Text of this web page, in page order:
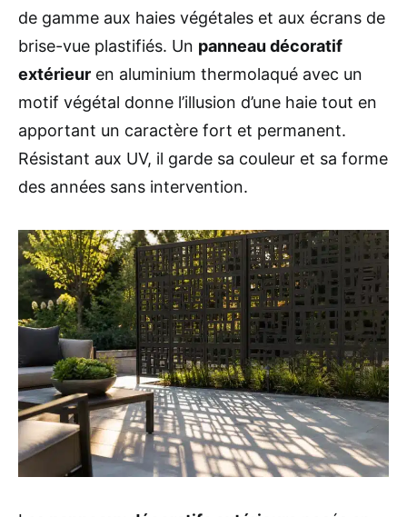
de gamme aux haies végétales et aux écrans de
brise-vue plastifiés. Un panneau décoratif
extérieur en aluminium thermolaqué avec un
motif végétal donne l’illusion d’une haie tout en
apportant un caractère fort et permanent.
Résistant aux UV, il garde sa couleur et sa forme
des années sans intervention.